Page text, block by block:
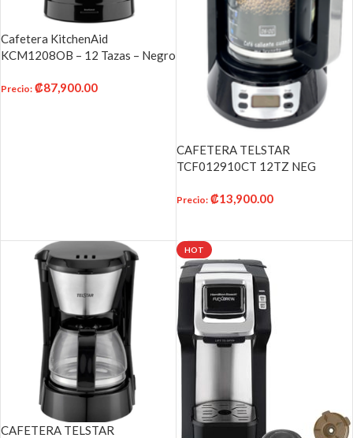
Cafetera KitchenAid
KCM1208OB – 12 Tazas – Negro
Precio: ₡87,900.00
CAFETERA TELSTAR
TCF012910CT 12TZ NEG
Precio: ₡13,900.00
CAFETERA TELSTAR
HOT